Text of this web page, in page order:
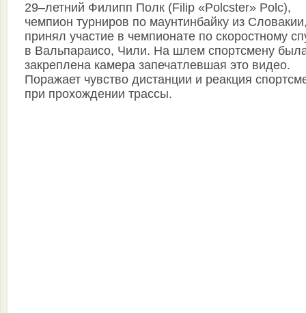
29–летний Филипп Полк (Filip «Polcster» Polc),
чемпион турниров по маунтинбайку из
принял участие в чемпионате по скоростному
в Вальпараисо, Чили. На шлем спортсмену
закреплена камера запечатлевшая это видео.
Поражает чувство дистанции и реакция
при прохождении трассы.